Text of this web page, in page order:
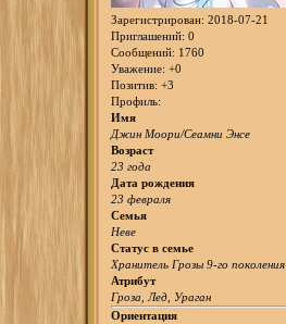
Зарегистрирован: 2018-07-21
Приглашений: 0
Сообщений: 1760
Уважение: +0
Позитив: +3
Профиль:
Имя
Джин Моори/Сеамни Энсе
Возраст
23 года
Дата рождения
23 февраля
Семья
Неве
Статус в семье
Хранитель Грозы 9-го поколения
Атрибут
Гроза, Лед, Ураган
Ориентация